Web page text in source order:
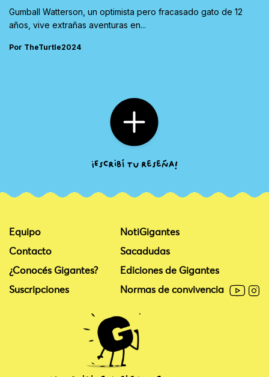
Gumball Watterson, un optimista pero fracasado gato de 12
años, vive extrañas aventuras en...
Por TheTurtle2024
Equipo
Contacto
¿Conocés Gigantes?
Suscripciones
NotiGigantes
Sacadudas
Ediciones de Gigantes
Normas de convivencia